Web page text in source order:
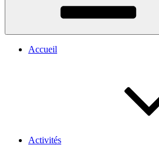
Accueil
Activités